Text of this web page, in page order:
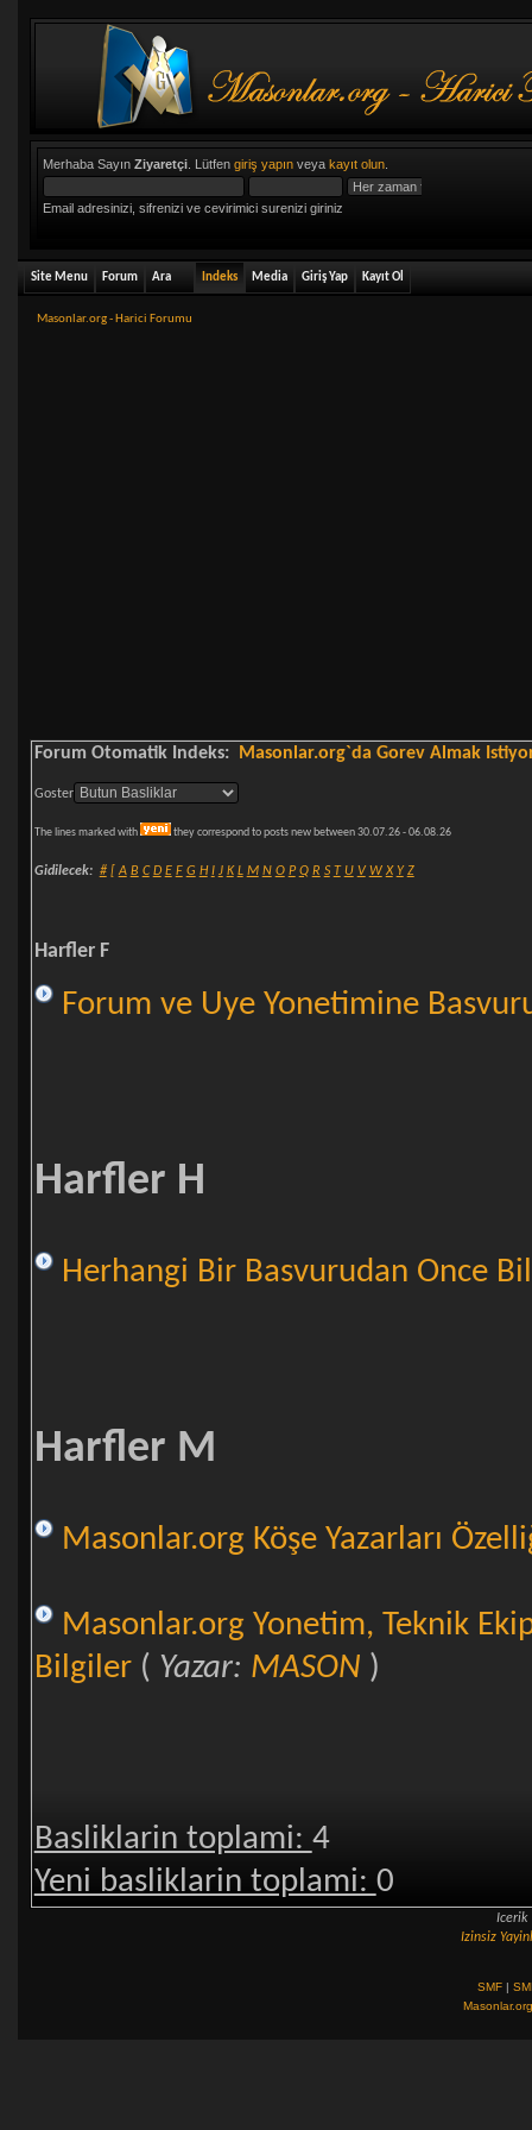
Merhaba Sayın Ziyaretçi. Lütfen giriş yapınveya kayıt olun.
Email adresinizi, sifrenizi ve cevirimici surenizi giriniz
Site Menu Forum Ara Indeks Media Giriş Yap Kayıt Ol
Masonlar.org - Harici Forumu
Forum Otomatik Indeks: Masonlar.org`da Gorev Almak
Goster
The lines marked with they correspond to posts new between 30.07.26 - 06.08.26
Gidilecek: # [ A B C D E F G H I J K L M N O P Q R S T U V W X Y Z
Harfler F
Forum ve Uye Yonetimine
Harfler H
Herhangi Bir Basvurudan Once
Harfler M
Masonlar.org Köşe Yazarları
Masonlar.org Yonetim, Teknik
Bilgiler( Yazar: MASON )
Basliklarin toplami: 4
Yeni basliklarin toplami: 0
Izinsiz
SMF |
Masonlar.org